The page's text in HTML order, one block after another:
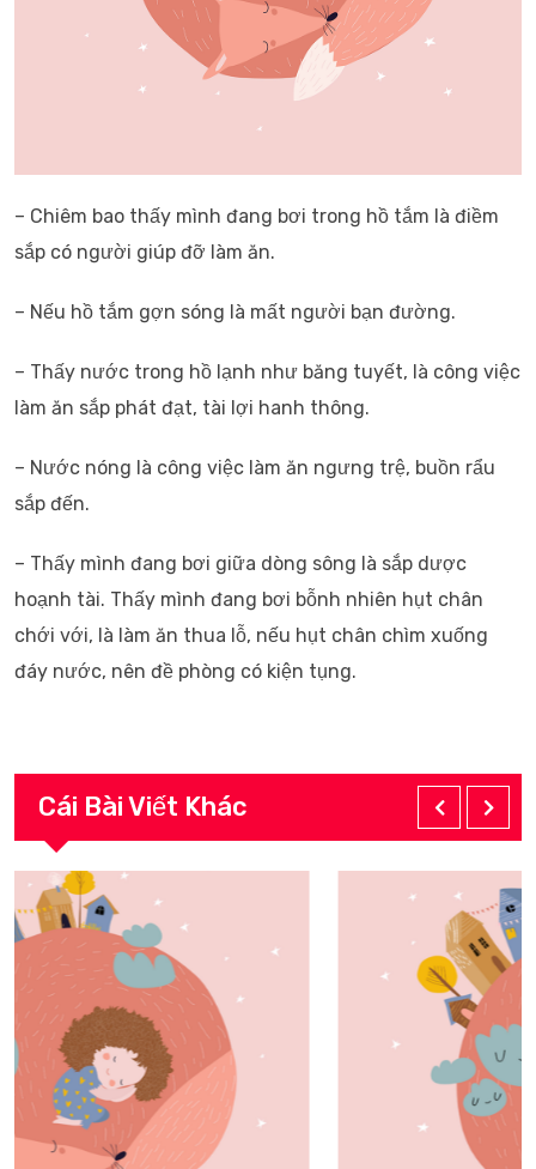
– Chiêm bao thấy mình đang bơi trong hồ tắm là điềm
sắp có người giúp đỡ làm ăn.
– Nếu hồ tắm gợn sóng là mất người bạn đường.
– Thấy nước trong hồ lạnh như băng tuyết, là công việc
làm ăn sắp phát đạt, tài lợi hanh thông.
– Nước nóng là công việc làm ăn ngưng trệ, buồn rẩu
sắp đến.
– Thấy mình đang bơi giữa dòng sông là sắp dược
hoạnh tài. Thấy mình đang bơi bỗnh nhiên hụt chân
chới với, là làm ăn thua lỗ, nếu hụt chân chìm xuống
đáy nước, nên đề phòng có kiện tụng.
Cái Bài Viết Khác